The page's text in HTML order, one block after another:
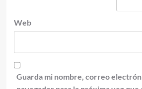
Web
Guarda mi nombre, correo